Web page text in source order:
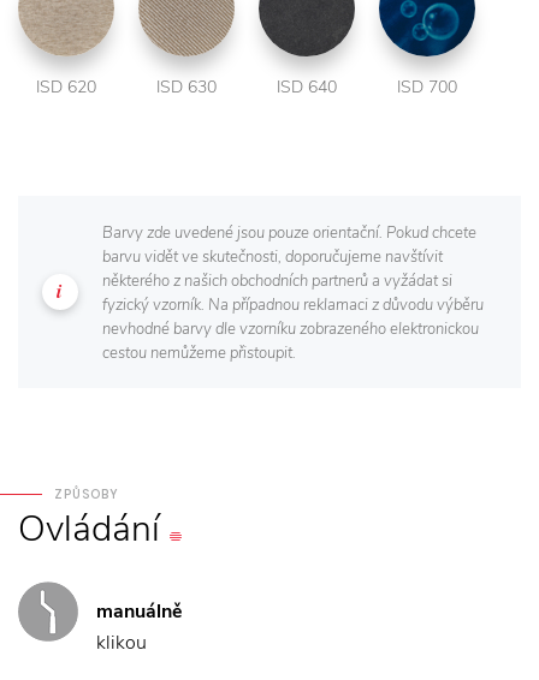
ISD 620 ISD 630 ISD 640 ISD 700
Barvy zde uvedené jsou pouze orientační. Pokud chcete
barvu vidět ve skutečnosti, doporučujeme navštívit
některého z našich obchodních partnerů a vyžádat si
fyzický vzorník. Na případnou reklamaci z důvodu výběru
nevhodné barvy dle vzorníku zobrazeného elektronickou
cestou nemůžeme přistoupit.
ZPŮSOBY
Ovládání
manuálně
klikou